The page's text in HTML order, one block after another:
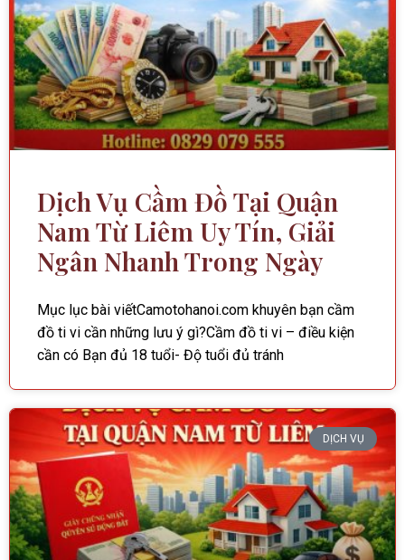
Dịch Vụ Cầm Đồ Tại Quận
Nam Từ Liêm Uy Tín, Giải
Ngân Nhanh Trong Ngày
Mục lục bài viếtCamotohanoi.com khuyên bạn cầm
đồ ti vi cần những lưu ý gì?Cầm đồ ti vi – điều kiện
cần có Bạn đủ 18 tuổi- Độ tuổi đủ tránh
DỊCH VỤ